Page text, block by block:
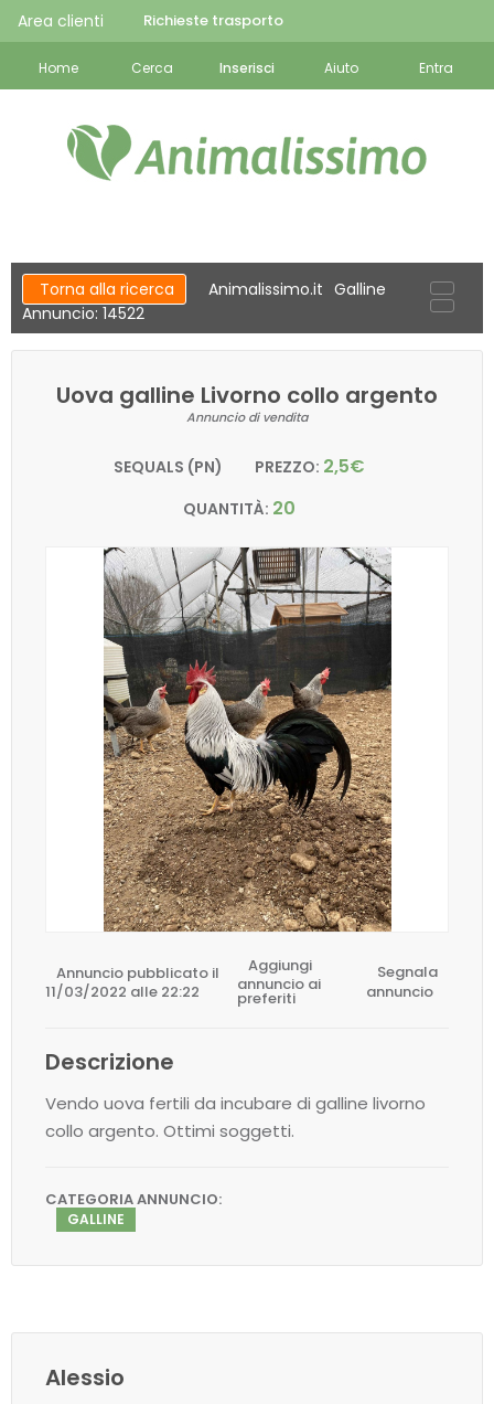
Area clienti Richieste trasporto
Home Cerca Inserisci Aiuto Entra
Torna alla ricerca Animalissimo.it Galline
Annuncio: 14522
Uova galline Livorno collo argento
Annuncio di vendita
SEQUALS (PN) PREZZO: 2,5€
QUANTITÀ: 20
Annuncio pubblicato il
11/03/2022 alle 22:22
Aggiungi
annuncio ai
preferiti
Segnala
annuncio
Descrizione
Vendo uova fertili da incubare di galline livorno
collo argento. Ottimi soggetti.
CATEGORIA ANNUNCIO:
GALLINE
Alessio